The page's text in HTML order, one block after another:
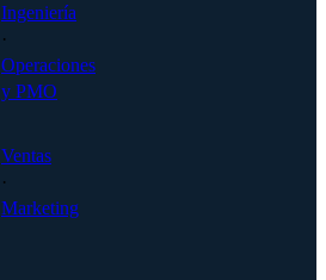
Ingeniería
·
Operaciones
y PMO
Ventas
·
Marketing